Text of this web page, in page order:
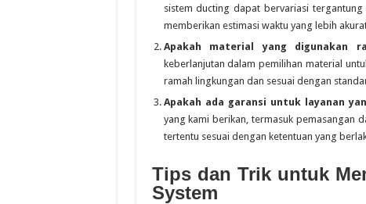
sistem ducting dapat bervariasi
memberikan estimasi waktu yang lebih
Apakah material yang digunakan
keberlanjutan dalam pemilihan material
ramah lingkungan dan sesuai dengan
Apakah ada garansi untuk layanan
yang kami berikan, termasuk pemasangan
tertentu sesuai dengan ketentuan yang
Tips dan Trik untuk
System